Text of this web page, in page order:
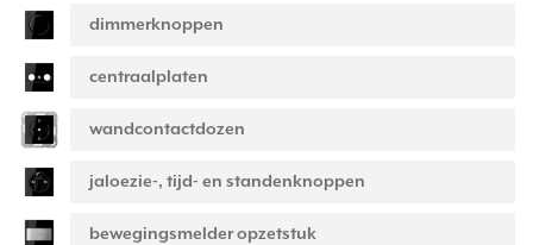
dimmerknoppen
centraalplaten
wandcontactdozen
jaloezie-, tijd- en standenknoppen
bewegingsmelder opzetstuk